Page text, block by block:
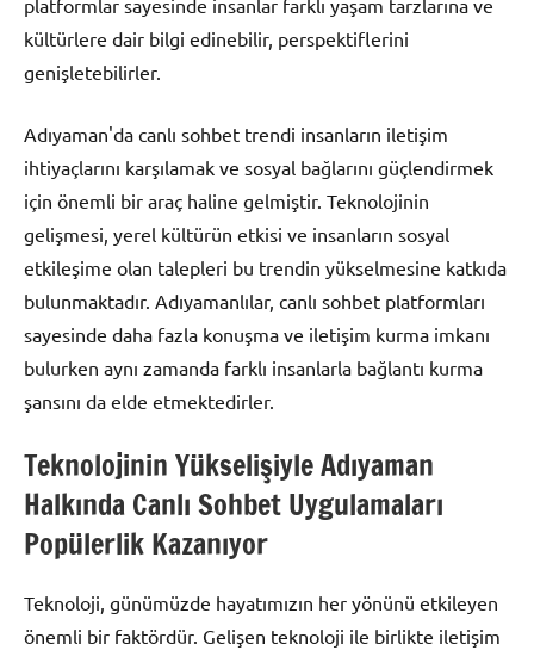
platformlar sayesinde insanlar farklı yaşam tarzlarına ve
kültürlere dair bilgi edinebilir, perspektiflerini
genişletebilirler.
Adıyaman'da canlı sohbet trendi insanların iletişim
ihtiyaçlarını karşılamak ve sosyal bağlarını güçlendirmek
için önemli bir araç haline gelmiştir. Teknolojinin
gelişmesi, yerel kültürün etkisi ve insanların sosyal
etkileşime olan talepleri bu trendin yükselmesine katkıda
bulunmaktadır. Adıyamanlılar, canlı sohbet platformları
sayesinde daha fazla konuşma ve iletişim kurma imkanı
bulurken aynı zamanda farklı insanlarla bağlantı kurma
şansını da elde etmektedirler.
Teknolojinin Yükselişiyle Adıyaman
Halkında Canlı Sohbet Uygulamaları
Popülerlik Kazanıyor
Teknoloji, günümüzde hayatımızın her yönünü etkileyen
önemli bir faktördür. Gelişen teknoloji ile birlikte iletişim